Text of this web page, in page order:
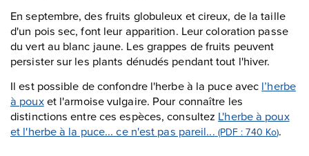
En septembre, des fruits globuleux et cireux, de la taille
d'un pois sec, font leur apparition. Leur coloration passe
du vert au blanc jaune. Les grappes de fruits peuvent
persister sur les plants dénudés pendant tout l'hiver.
Il est possible de confondre l'herbe à la puce avec l’herbe
à pouxet l'armoise vulgaire. Pour connaître les
distinctions entre ces espèces, consultez L'herbe à poux
et l'herbe à la puce... ce n'est pas pareil... (PDF : 740 Ko).